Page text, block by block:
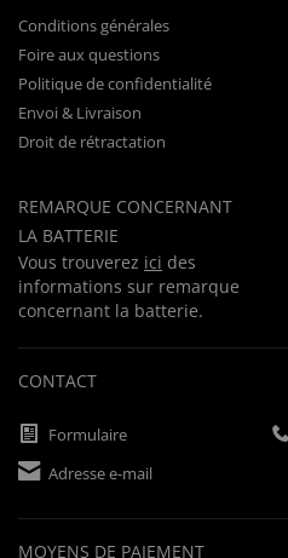
Conditions générales
Foire aux questions
Politique de confidentialité
Envoi & Livraison
Droit de rétractation
REMARQUE CONCERNANT
LA BATTERIE
Vous trouverez ici des
informations sur remarque
concernant la batterie.
CONTACT
Formulaire
Adresse e-mail
MOYENS DE PAIEMENT